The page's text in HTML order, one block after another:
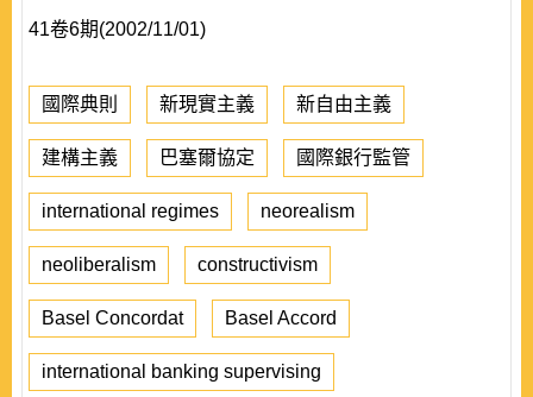
41卷6期(2002/11/01)
國際典則 新現實主義 新自由主義
建構主義 巴塞爾協定 國際銀行監管
international regimes neorealism
neoliberalism constructivism
Basel Concordat Basel Accord
international banking supervising